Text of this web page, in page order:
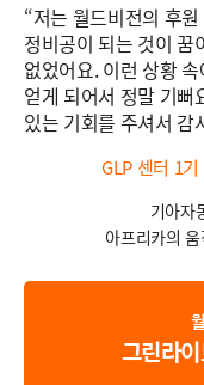
“저는 월드비전의 후
정비공이 되는 것이
없었어요. 이런 상황
얻게 되어서 정말 기뻐
있는 기회를 주셔서 감
GLP 센터 1
기아자
아프리카의
그린라